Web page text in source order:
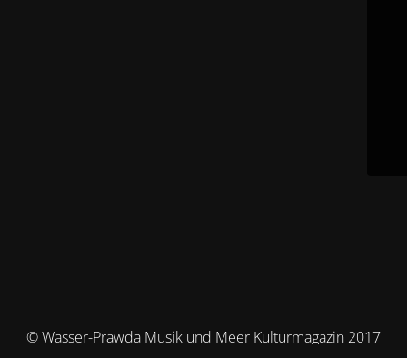
© Wasser-Prawda Musik und Meer Kulturmagazin 2017